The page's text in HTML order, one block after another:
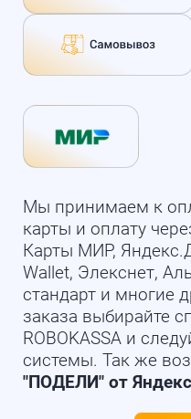
Мы принимаем к
карты и оплату
Карты МИР,
Wallet, Элекснет,
стандарт и многие
заказа выбирайте
ROBOKASSA и
системы. Так же
"ПОДЕЛИ" от Яндекс